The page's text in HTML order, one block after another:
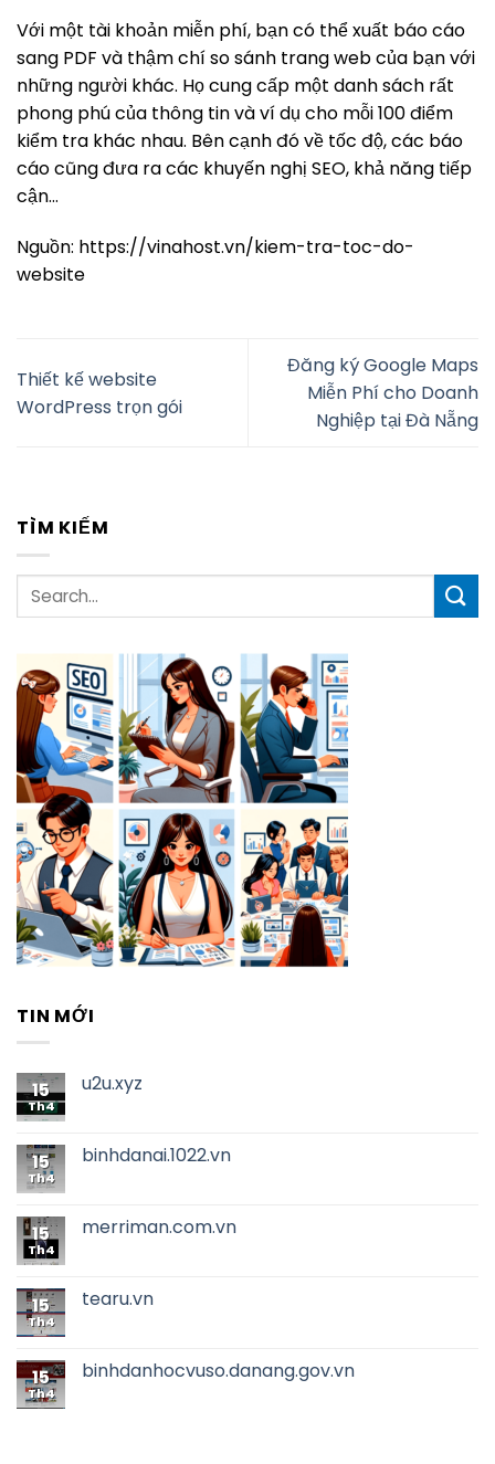
Với một tài khoản miễn phí, bạn có thể xuất báo cáo
sang PDF và thậm chí so sánh trang web của bạn với
những người khác. Họ cung cấp một danh sách rất
phong phú của thông tin và ví dụ cho mỗi 100 điểm
kiểm tra khác nhau. Bên cạnh đó về tốc độ, các báo
cáo cũng đưa ra các khuyến nghị SEO, khả năng tiếp
cận…
Nguồn: https://vinahost.vn/kiem-tra-toc-do-
website
Thiết kế website
WordPress trọn gói
Đăng ký Google Maps
Miễn Phí cho Doanh
Nghiệp tại Đà Nẵng
TÌM KIẾM
TIN MỚI
15
Th4
u2u.xyz
15
Th4
binhdanai.1022.vn
15
Th4
merriman.com.vn
15
Th4
tearu.vn
15
Th4
binhdanhocvuso.danang.gov.vn